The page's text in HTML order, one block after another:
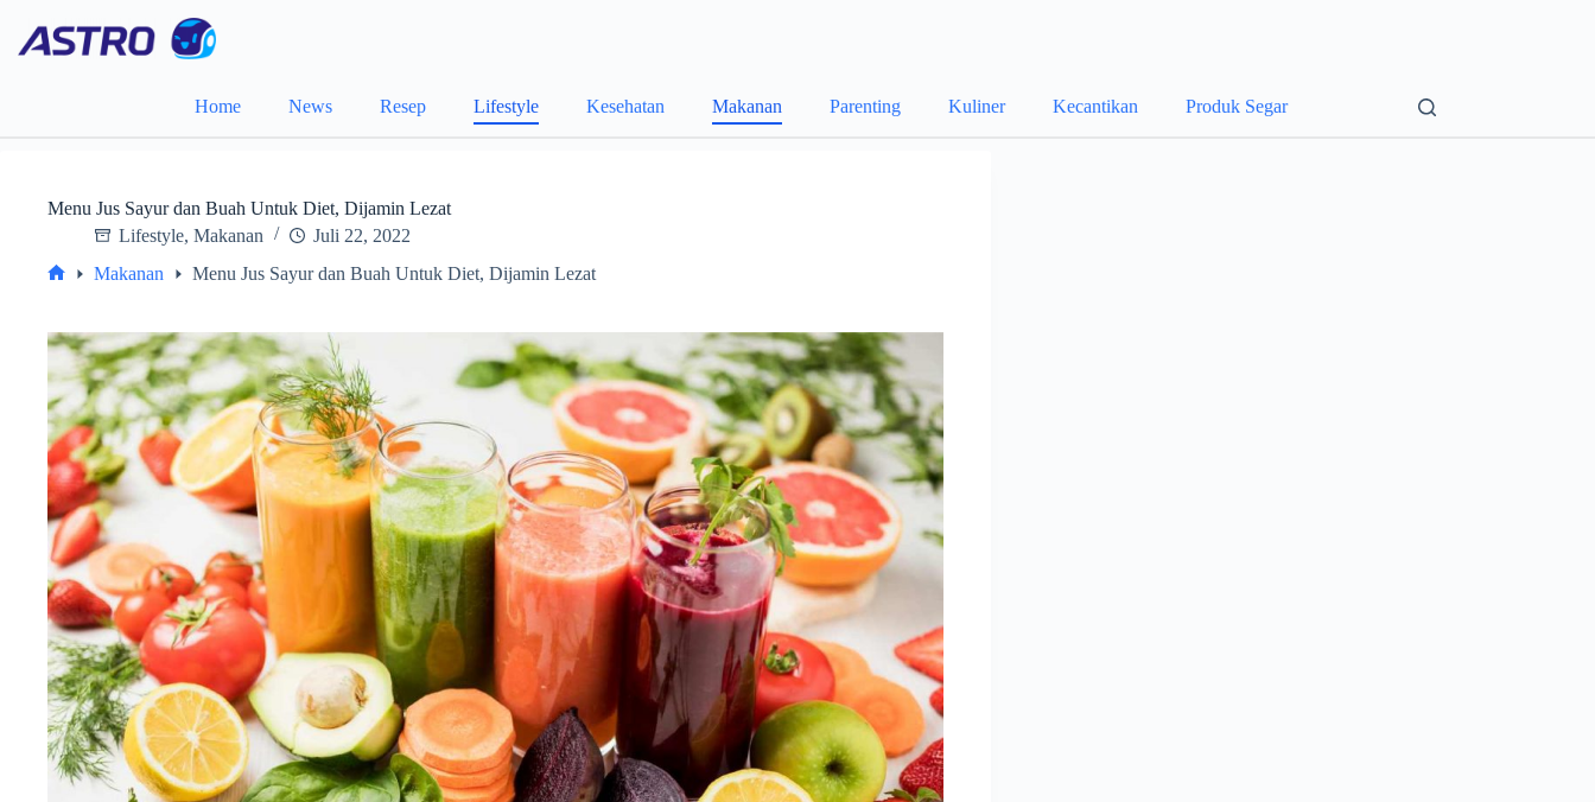
content
Home News Resep Lifestyle Kesehatan Makanan Parenting Kuliner Kecantikan Produk Segar
Menu Jus Sayur dan Buah Untuk Diet, Dijamin Lezat
Lifestyle, Makanan Juli 22, 2022
Makanan Menu Jus Sayur dan Buah Untuk Diet, Dijamin Lezat